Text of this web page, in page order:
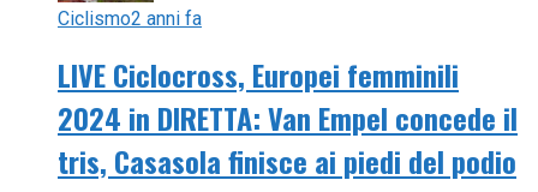
Ciclismo2 anni fa
LIVE Ciclocross, Europei femminili
2024 in DIRETTA: Van Empel concede il
tris, Casasola finisce ai piedi del podio